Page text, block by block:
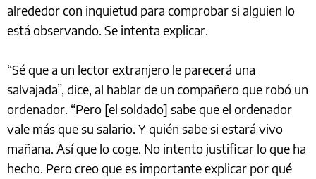
alrededor con inquietud para comprobar si alguien lo
está observando. Se intenta explicar.
“Sé que a un lector extranjero le parecerá una
salvajada”, dice, al hablar de un compañero que robó un
ordenador. “Pero [el soldado] sabe que el ordenador
vale más que su salario. Y quién sabe si estará vivo
mañana. Así que lo coge. No intento justificar lo que ha
hecho. Pero creo que es importante explicar por qué